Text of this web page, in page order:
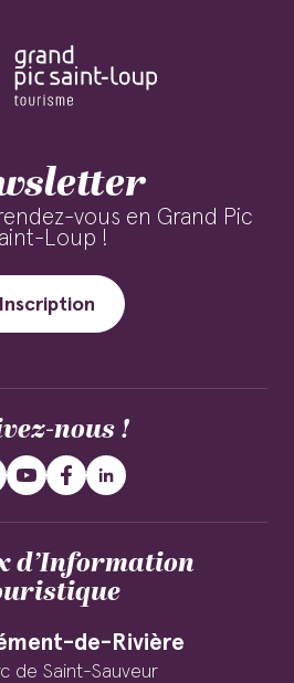
vous en Grand Pic
Loup !
Inscription
nous !
d’Information
de-Rivière
de Saint-Sauveur